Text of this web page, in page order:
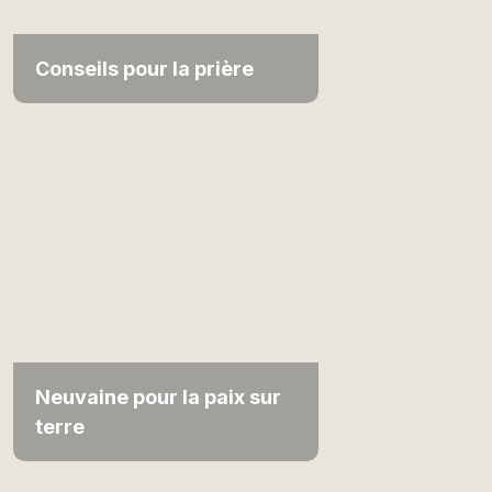
Conseils pour la prière
Neuvaine pour la paix sur
terre